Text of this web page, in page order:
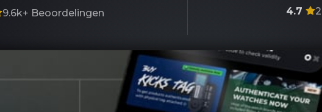
9.6k+ Beoordelingen 4.7